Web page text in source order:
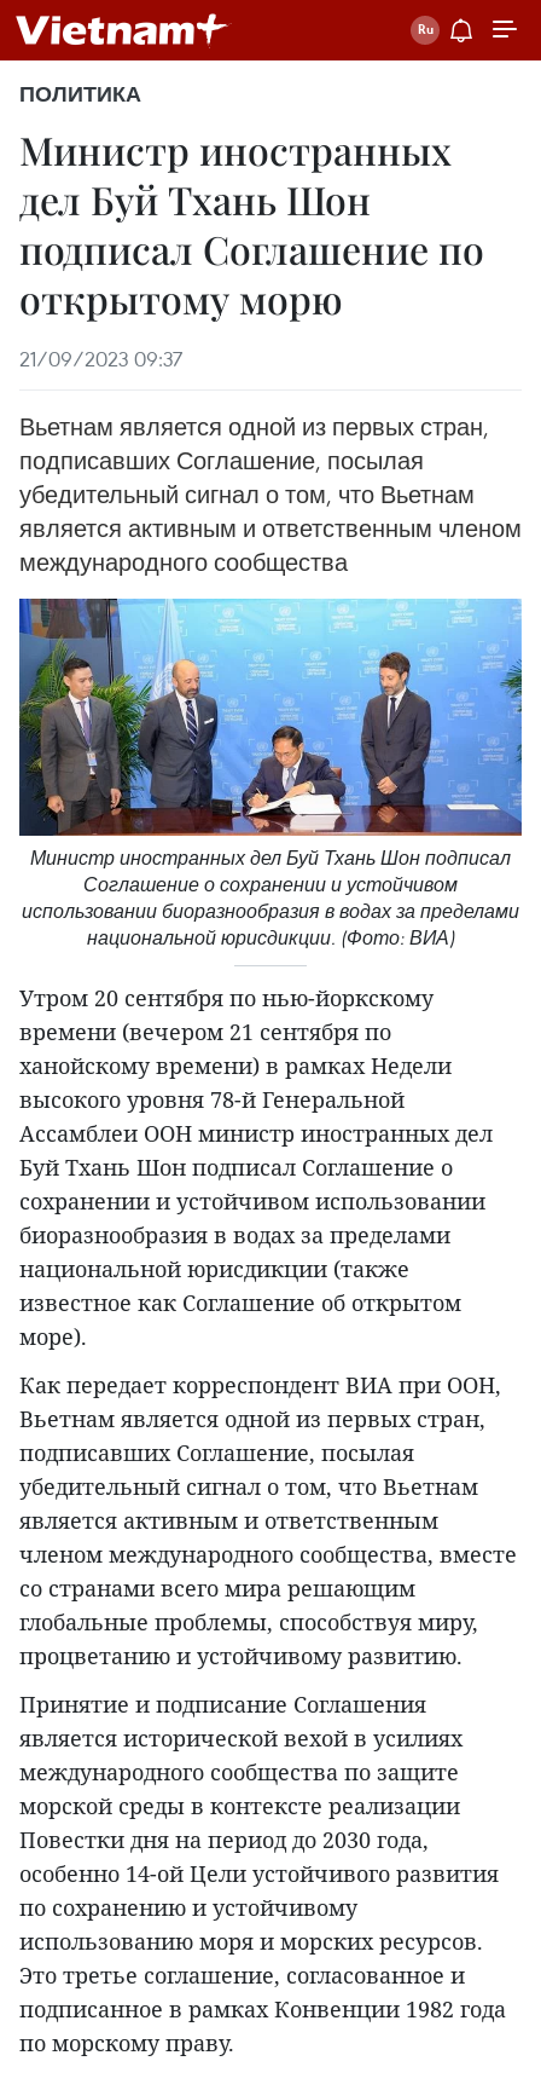
ПОЛИТИКА
Министр иностранных
дел Буй Тхань Шон
подписал Соглашение по
открытому морю
21/09/2023 09:37
Вьетнам является одной из первых стран,
подписавших Соглашение, посылая
убедительный сигнал о том, что Вьетнам
является активным и ответственным членом
международного сообщества
Министр иностранных дел Буй Тхань Шон подписал
Соглашение о сохранении и устойчивом
использовании биоразнообразия в водах за пределами
национальной юрисдикции. (Фото: ВИА)
Утром 20 сентября по нью-йоркскому
времени (вечером 21 сентября по
ханойскому времени) в рамках Недели
высокого уровня 78-й Генеральной
Ассамблеи ООН министр иностранных дел
Буй Тхань Шон подписал Соглашение о
сохранении и устойчивом использовании
биоразнообразия в водах за пределами
национальной юрисдикции (также
известное как Соглашение об открытом
море).
Как передает корреспондент ВИА при ООН,
Вьетнам является одной из первых стран,
подписавших Соглашение, посылая
убедительный сигнал о том, что Вьетнам
является активным и ответственным
членом международного сообщества, вместе
со странами всего мира решающим
глобальные проблемы, способствуя миру,
процветанию и устойчивому развитию.
Принятие и подписание Соглашения
является исторической вехой в усилиях
международного сообщества по защите
морской среды в контексте реализации
Повестки дня на период до 2030 года,
особенно 14-ой Цели устойчивого развития
по сохранению и устойчивому
использованию моря и морских ресурсов.
Это третье соглашение, согласованное и
подписанное в рамках Конвенции 1982 года
по морскому праву.